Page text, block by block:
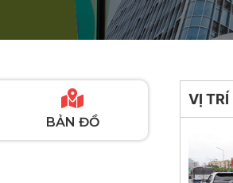
BẢN ĐỒ
VỊ TRÍ